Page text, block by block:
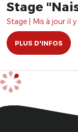
Stage
Stage | Mis à jour il
PLUS D'INFOS